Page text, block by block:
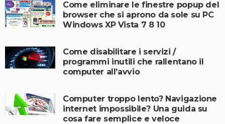
Come eliminare le finestre popup del
browser che si aprono da sole su PC
Windows XP Vista 7 8 10
Come disabilitare i servizi /
programmi inutili che rallentano il
computer all’avvio
Computer troppo lento? Navigazione
internet impossibile? Una guida su
cosa fare semplice e veloce